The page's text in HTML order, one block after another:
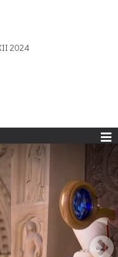
2024